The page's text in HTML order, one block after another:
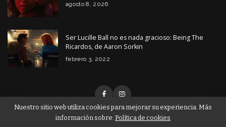
agosto 8, 2026
Ser Lucille Ball no es nada gracioso: Being The
Ricardos, de Aaron Sorkin
febrero 3, 2022
Nuestro sitio web utiliza cookies para mejorar su experiencia. Más
información sobre: Política de cookies